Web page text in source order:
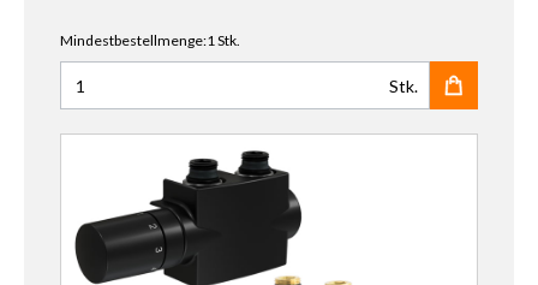
Mindestbestellmenge:1 Stk.
Anzahl für HSK Mittelanschluss Wand Eckvariante
Stk.